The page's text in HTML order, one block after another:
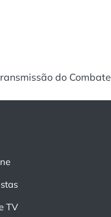
do Combate
TV